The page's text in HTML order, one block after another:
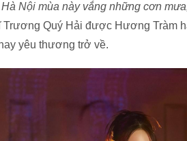
Nội mùa này vắng những cơn
Trương Quý Hải được Hương Tràm
yêu thương trở về.